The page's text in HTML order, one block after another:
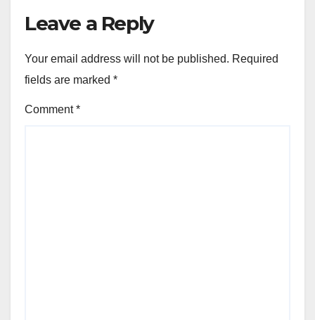
Leave a Reply
Your email address will not be published. Required
fields are marked *
Comment*